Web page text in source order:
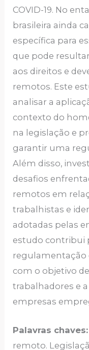
COVID-19. No
brasileira ainda
específica para
que pode
aos direitos e
remotos. Este
analisar a
contexto do
na legislação e
garantir uma
Além disso,
desafios
remotos em
trabalhistas e
adotadas pelas
estudo contribui
regulamentação
com o objetivo
trabalhadores e
empresas
Palavras chaves:
remoto.